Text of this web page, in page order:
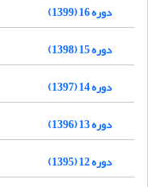
دوره 16 (1399)
دوره 15 (1398)
دوره 14 (1397)
دوره 13 (1396)
دوره 12 (1395)